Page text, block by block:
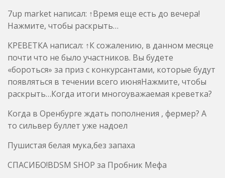
7up market написал: ↑Время еще есть до вечера!
Нажмите, чтобы раскрыть…
КРЕВЕТКА написал: ↑К сожалению, в данном месяце
почти что не было участников. Вы будете
«бороться» за приз с конкурсантами, которые будут
появляться в течении всего июняНажмите, чтобы
раскрыть…Когда итоги многоуважаемая креветка?
Когда в Оренбурге ждать пополнения , фермер? А
то сильвер буллет уже надоел
Пушистая белая мука,без запаха
СПАСИБО!BDSM SHOP за Пробник Мефа